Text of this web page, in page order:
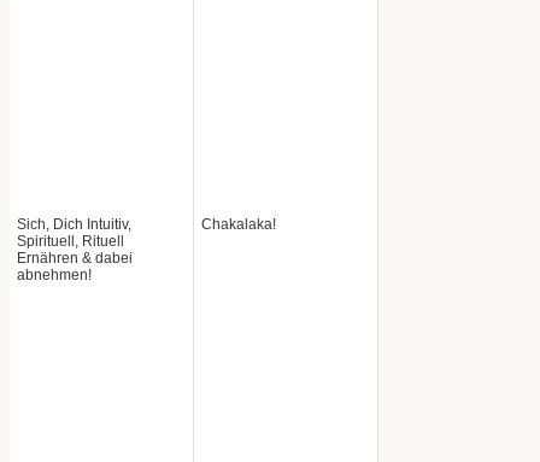
Sich, Dich Intuitiv,
Spirituell, Rituell
Ernähren & dabei
abnehmen!
Chakalaka!